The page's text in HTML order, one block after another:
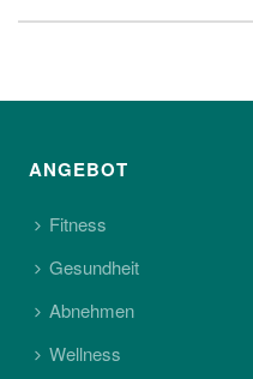
ANGEBOT
Fitness
Gesundheit
Abnehmen
Wellness